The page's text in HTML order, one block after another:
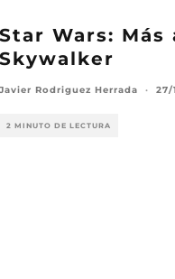
Star Wars: Más
Skywalker
Javier Rodriguez Herrada · 27/
2 MINUTO DE LECTURA